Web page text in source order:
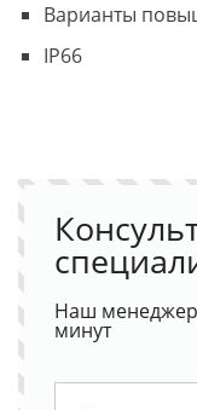
Варианты
IP66
Наш менеджер
минут